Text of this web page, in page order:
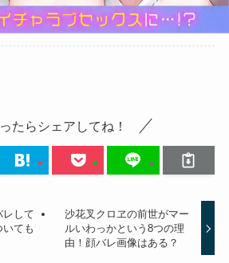
たらシェアしてね！
レして
ても
沙花叉クロヱの前世がマー
ルいわっかという8つの理
由！顔バレ画像はある？